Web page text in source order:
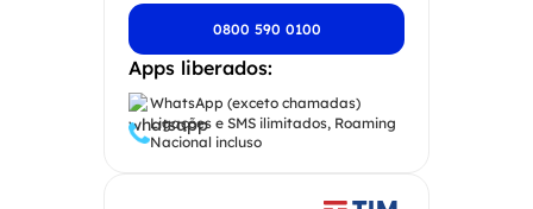
0800 590 0100
Apps liberados:
WhatsApp (exceto chamadas)
Ligações e SMS ilimitados, Roaming
Nacional incluso